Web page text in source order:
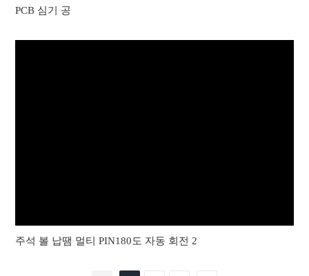
PCB 심기 공
주석 볼 납땜 멀티 PIN180도 자동 회전 2